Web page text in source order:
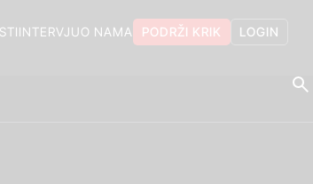
LOGIN
PODRŽI KRIK
O NAMA
INTERVJU